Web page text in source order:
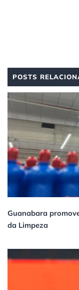
POSTS
Guanabara
da Limpeza